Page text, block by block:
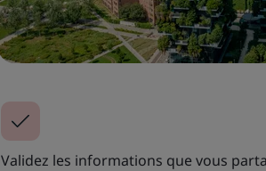
Validez les informations que vous